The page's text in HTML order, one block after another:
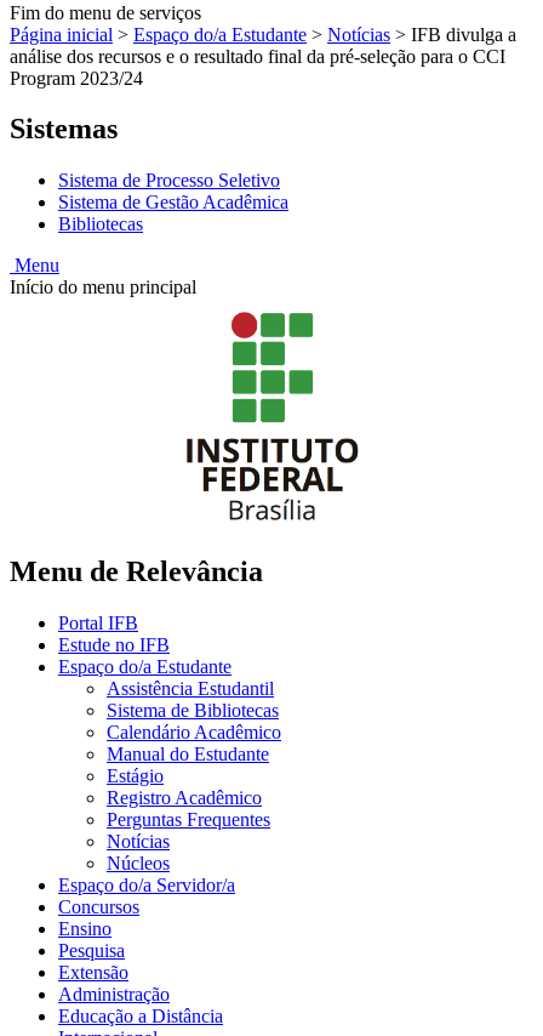
Fim do menu de serviços
Página inicial > Espaço do/a Estudante > Notícias > IFB divulga a
análise dos recursos e o resultado final da pré-seleção para o CCI
Program 2023/24
Sistemas
Sistema de Processo Seletivo
Sistema de Gestão Acadêmica
Bibliotecas
Menu
Início do menu principal
Menu de Relevância
Portal IFB
Estude no IFB
Espaço do/a Estudante
Assistência Estudantil
Sistema de Bibliotecas
Calendário Acadêmico
Manual do Estudante
Estágio
Registro Acadêmico
Perguntas Frequentes
Notícias
Núcleos
Espaço do/a Servidor/a
Concursos
Ensino
Pesquisa
Extensão
Administração
Educação a Distância